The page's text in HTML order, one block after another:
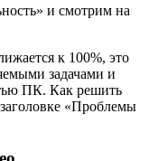
и смотрим на
к 100%, это
задачами и
ПК. Как решить
«Проблемы